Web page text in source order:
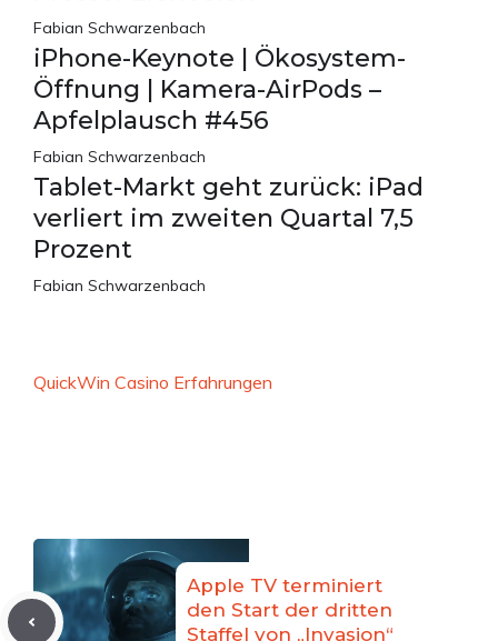
Fabian Schwarzenbach
iPhone-Keynote | Ökosystem-
Öffnung | Kamera-AirPods –
Apfelplausch #456
Fabian Schwarzenbach
Tablet-Markt geht zurück: iPad
verliert im zweiten Quartal 7,5
Prozent
Fabian Schwarzenbach
QuickWin Casino Erfahrungen
Apple TV terminiert
den Start der dritten
Staffel von „Invasion“